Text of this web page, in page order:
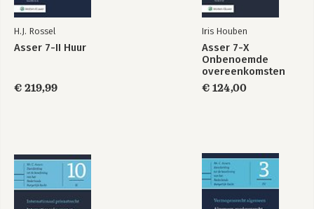
H.J. Rossel
Asser 7-II Huur
€ 219,99
Iris Houben
Asser 7-X
Onbenoemde
overeenkomsten
€ 124,00